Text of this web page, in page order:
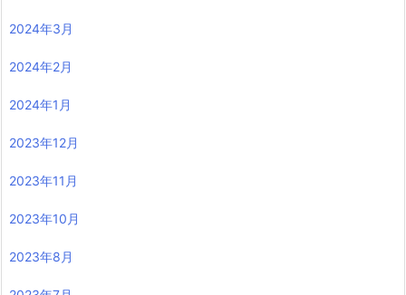
2024年3月
2024年2月
2024年1月
2023年12月
2023年11月
2023年10月
2023年8月